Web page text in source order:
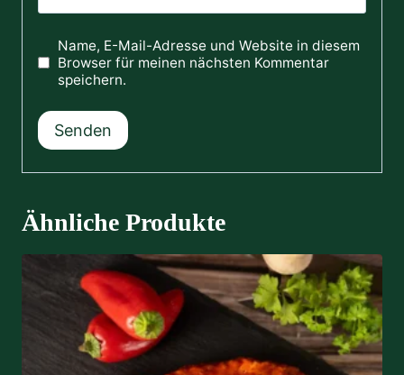
Name, E-Mail-Adresse und Website in diesem
Browser für meinen nächsten Kommentar
speichern.
Ähnliche Produkte